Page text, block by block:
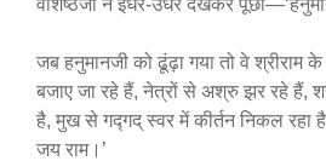
वशिष्ठजी ने इधर-उधर देखकर
जब हनुमानजी को ढूंढ़ा गया तो वे
बजाए जा रहे हैं, नेत्रों से अश्रु झर रहे हैं,
है, मुख से गद्गद् स्वर में कीर्तन निकल रहा
जय राम।’